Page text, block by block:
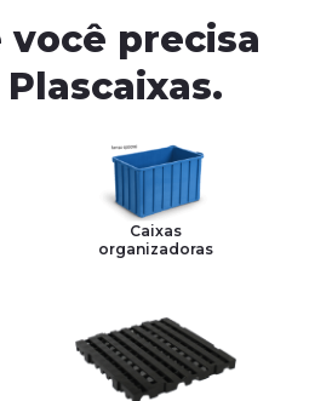
você precisa
Caixas
organizadoras